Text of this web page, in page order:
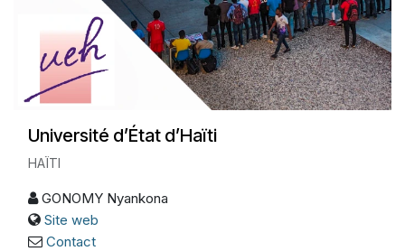
Université d’État d’Haïti
HAÏTI
GONOMY Nyankona
Site web
Contact